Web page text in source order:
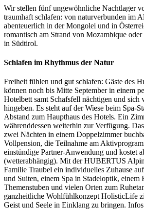
Wir stellen fünf ungewöhnliche Nachtlager
traumhaft schlafen: von naturverbunden im
abenteuerlich in der Mongolei und in
romantisch am Strand von Mozambique oder
in Südtirol.
Schlafen im Rhythmus der Natur
Freiheit fühlen und gut schlafen: Gäste des
können noch bis Mitte September in einem
Hotelbett samt Schafsfell nächtigen und sich
hingeben. Es steht auf der Wiese beim Spa-
Abstand zum Haupthaus des Hotels. Ein
währenddessen weiterhin zur Verfügung.
zwei Nächten in einem Doppelzimmer
Vollpension, die Teilnahme am
einstündige Partner-Anwendung und kostet
(wetterabhängig). Mit der HUBERTUS
Familie Traubel ein individuelles Zuhause
und Suiten, einem Spa in Stadeloptik, einem
Themenstuben und vielen Orten zum
ganzheitliche Wohlfühlkonzept HolisticLife
Geist und Seele in Einklang zu bringen.